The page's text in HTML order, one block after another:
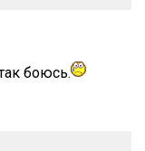
боюсь.